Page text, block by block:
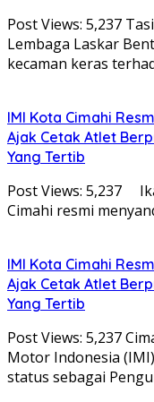
Post Views: 5,237
Lembaga Laskar
kecaman keras
IMI Kota Cimahi
Ajak Cetak Atlet
Yang Tertib
Post Views: 5,237
Cimahi resmi
IMI Kota Cimahi
Ajak Cetak Atlet
Yang Tertib
Post Views: 5,237
Motor Indonesia
status sebagai